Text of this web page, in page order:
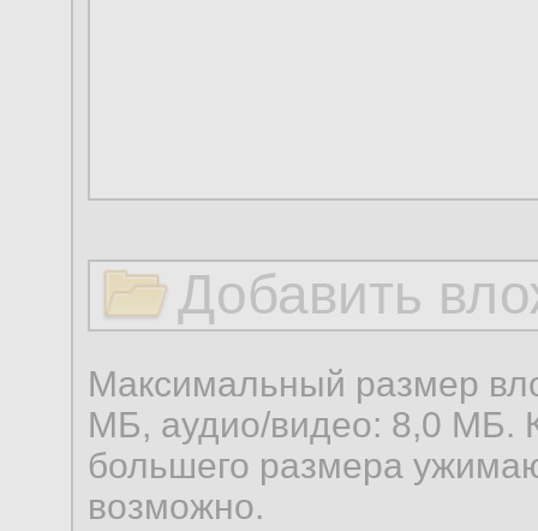
Добавить
Максимальный размер
МБ, аудио/видео: 8,0 МБ.
большего размера
возможно.